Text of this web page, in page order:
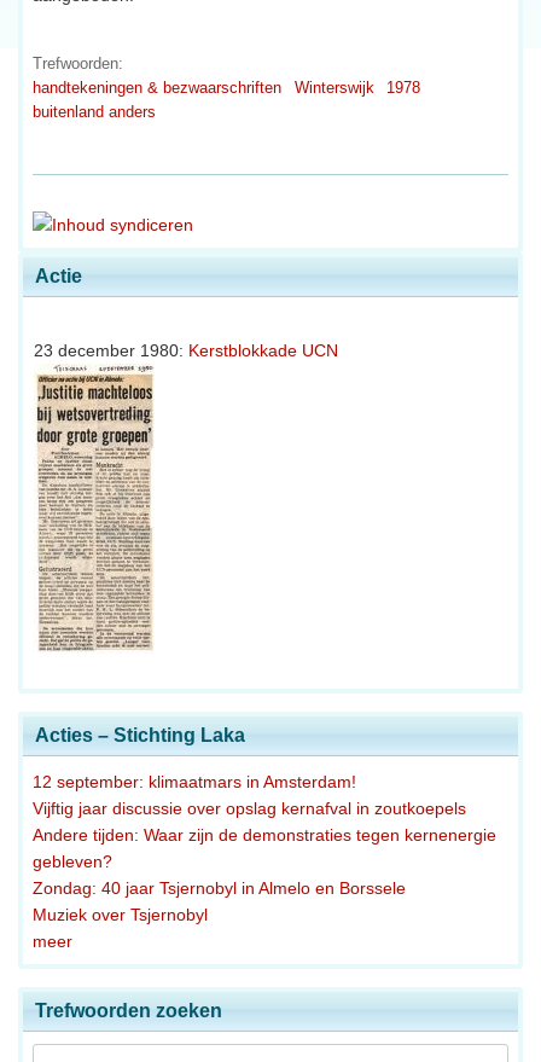
Actie
23 december 1980: Kerstblokkade UCN
Acties – Stichting Laka
12 september: klimaatmars in Amsterdam!
Vijftig jaar discussie over opslag kernafval in zoutkoepels
Andere tijden: Waar zijn de demonstraties tegen kernenergie
gebleven?
Zondag: 40 jaar Tsjernobyl in Almelo en Borssele
Muziek over Tsjernobyl
meer
Trefwoorden:
handtekeningen & bezwaarschriften
Winterswijk
1978
buitenland anders
Trefwoorden zoeken